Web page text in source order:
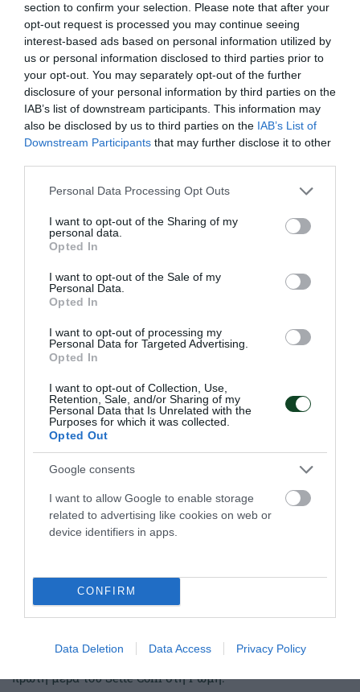
section to confirm your selection. Please note that after your
opt-out request is processed you may continue seeing
interest-based ads based on personal information utilized by
us or personal information disclosed to third parties prior to
your opt-out. You may separately opt-out of the further
disclosure of your personal information by third parties on the
IAB’s list of downstream participants. This information may
also be disclosed by us to third parties on the IAB’s List of
Downstream Participants that may further disclose it to other
Please note that this website/app uses one or more Google
not limited to your visit or usage behaviour. You may click to
grant or deny consent to Google and its third-party tags to
use your data for below specified purposes in below Google
consent section.
Personal Data Processing Opt Outs
I want to opt-out of the Sharing of my
personal data.
Opted In
I want to opt-out of the Sale of my
Personal Data.
Opted In
I want to opt-out of processing my
Personal Data for Targeted Advertising.
Opted In
I want to opt-out of Collection, Use,
Retention, Sale, and/or Sharing of my
Personal Data that Is Unrelated with the
Purposes for which it was collected.
Opted Out
Google consents
I want to allow Google to enable storage
related to advertising like cookies on web or
device identifiers in apps.
CONFIRM
Data Deletion Data Access Privacy Policy
27.06.2026 ΚΟΛΥΜΒΗΣΗ
Ρώμη
Η Άννα Ντουντουνάκη προκρίθηκε σε έναν ακόμη τελικό
Ανταγωνιστική Ντουντουνάκη
στη Ρώμη
πρώτη μέρα του Sette Colli στη Ρώμη.